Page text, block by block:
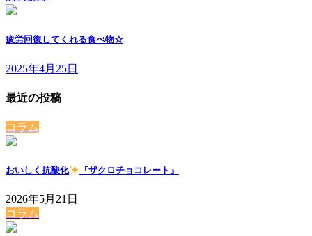
疲労回復してくれる食べ物☆
2025年4月25日
最近の投稿
コラム
おいしく抗酸化 『ザクロチョコレート』
2026年5月21日
コラム